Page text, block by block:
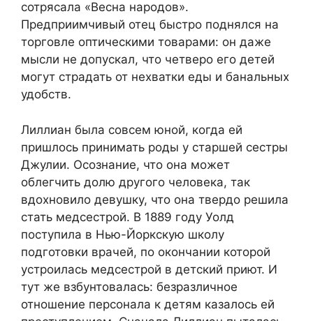
сотрясала «Весна народов».
Предприимчивый отец быстро поднялся на
торговле оптическими товарами: он даже
мысли не допускал, что четверо его детей
могут страдать от нехватки еды и банальных
удобств.
Лиллиан была совсем юной, когда ей
пришлось принимать роды у старшей сестры
Джулии. Осознание, что она может
облегчить долю другого человека, так
вдохновило девушку, что она твердо решила
стать медсестрой. В 1889 году Уолд
поступила в Нью-Йоркскую школу
подготовки врачей, по окончании которой
устроилась медсестрой в детский приют. И
тут же взбунтовалась: безразличное
отношение персонала к детям казалось ей